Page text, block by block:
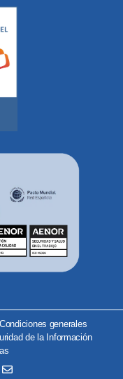
generales
de la Información